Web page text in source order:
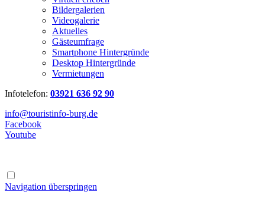
Bildergalerien
Videogalerie
Aktuelles
Gästeumfrage
Smartphone Hintergründe
Desktop Hintergründe
Vermietungen
Infotelefon: 03921 636 92 90
info@touristinfo-burg.de
Facebook
Youtube
Navigation überspringen